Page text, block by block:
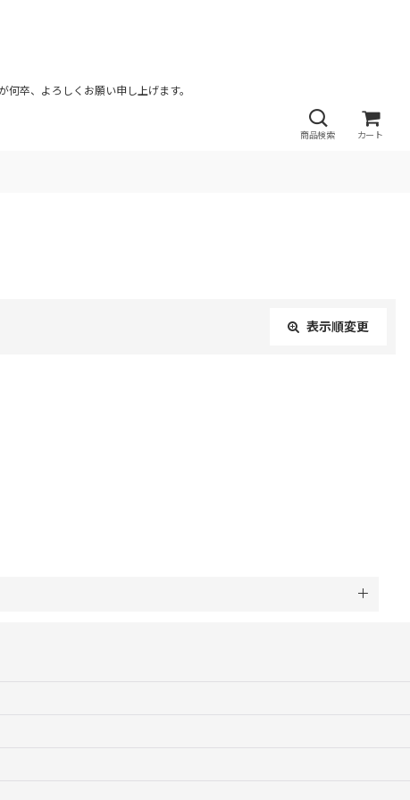
卒、よろしくお願い申し上げます。
商品検索 カート
表示順変更